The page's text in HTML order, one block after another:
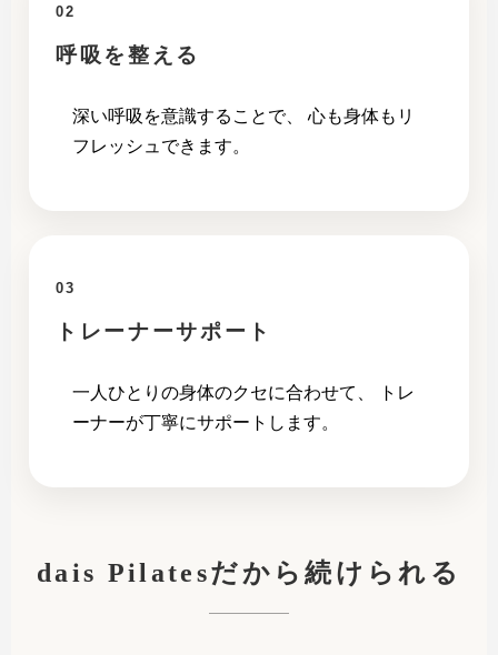
02
呼吸を整える
深い呼吸を意識することで、 心も身体もリ
フレッシュできます。
03
トレーナーサポート
一人ひとりの身体のクセに合わせて、 トレ
ーナーが丁寧にサポートします。
dais Pilatesだから続けられる